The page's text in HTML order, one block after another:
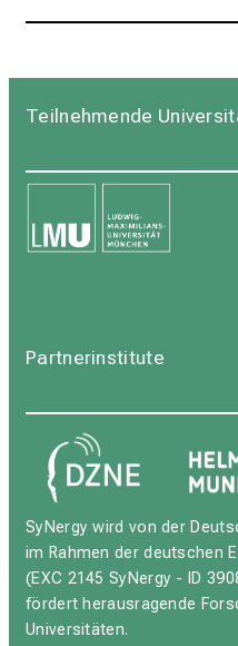
Teilnehmende
Partnerinstitute
SyNergy wird von der
im Rahmen der deutschen
(EXC 2145 SyNergy - ID
fördert herausragende
Universitäten.